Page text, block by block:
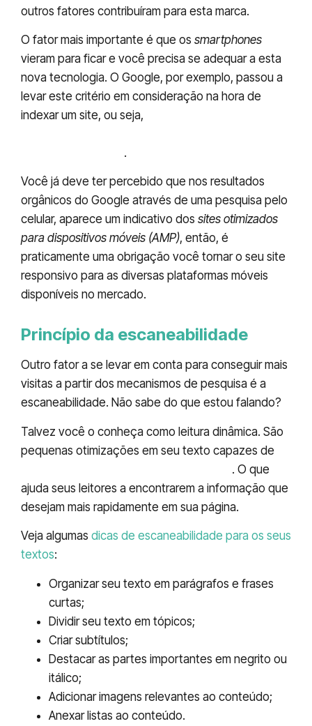
outros fatores contribuíram para esta marca.
O fator mais importante é que os smartphones
vieram para ficar e você precisa se adequar a esta
nova tecnologia. O Google, por exemplo, passou a
levar este critério em consideração na hora de
indexar um site, ou seja,
.
Você já deve ter percebido que nos resultados
orgânicos do Google através de uma pesquisa pelo
celular, aparece um indicativo dos sites otimizados
para dispositivos móveis (AMP), então, é
praticamente uma obrigação você tornar o seu site
responsivo para as diversas plataformas móveis
disponíveis no mercado.
Princípio da escaneabilidade
Outro fator a se levar em conta para conseguir mais
visitas a partir dos mecanismos de pesquisa é a
escaneabilidade. Não sabe do que estou falando?
Talvez você o conheça como leitura dinâmica. São
pequenas otimizações em seu texto capazes de
. O que
ajuda seus leitores a encontrarem a informação que
desejam mais rapidamente em sua página.
Veja algumas dicas de escaneabilidade para os seus
textos:
Organizar seu texto em parágrafos e frases
curtas;
Dividir seu texto em tópicos;
Criar subtítulos;
Destacar as partes importantes em negrito ou
itálico;
Adicionar imagens relevantes ao conteúdo;
Anexar listas ao conteúdo.